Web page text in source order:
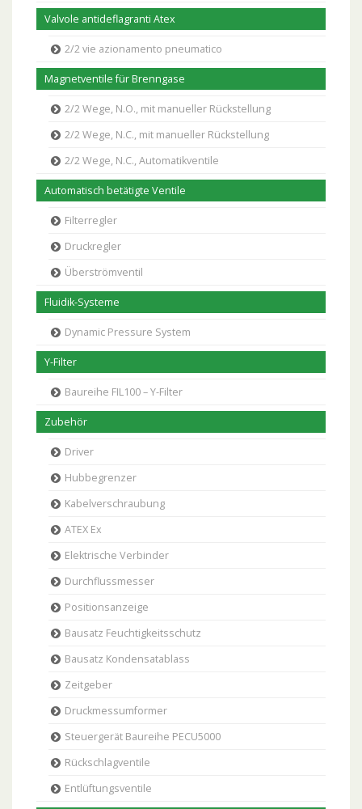
Valvole antideflagranti Atex
2/2 vie azionamento pneumatico
Magnetventile für Brenngase
2/2 Wege, N.O., mit manueller Rückstellung
2/2 Wege, N.C., mit manueller Rückstellung
2/2 Wege, N.C., Automatikventile
Automatisch betätigte Ventile
Filterregler
Druckregler
Überströmventil
Fluidik-Systeme
Dynamic Pressure System
Y-Filter
Baureihe FIL100 – Y-Filter
Zubehör
Driver
Hubbegrenzer
Kabelverschraubung
ATEX Ex
Elektrische Verbinder
Durchflussmesser
Positionsanzeige
Bausatz Feuchtigkeitsschutz
Bausatz Kondensatablass
Zeitgeber
Druckmessumformer
Steuergerät Baureihe PECU5000
Rückschlagventile
Entlüftungsventile